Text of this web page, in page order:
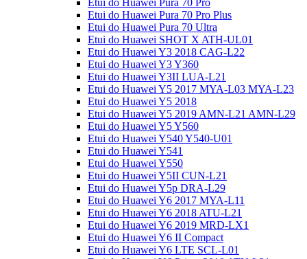
Etui do Huawei Pura 70 Pro
Etui do Huawei Pura 70 Pro Plus
Etui do Huawei Pura 70 Ultra
Etui do Huawei SHOT X ATH-UL01
Etui do Huawei Y3 2018 CAG-L22
Etui do Huawei Y3 Y360
Etui do Huawei Y3II LUA-L21
Etui do Huawei Y5 2017 MYA-L03 MYA-L23
Etui do Huawei Y5 2018
Etui do Huawei Y5 2019 AMN-L21 AMN-L29
Etui do Huawei Y5 Y560
Etui do Huawei Y540 Y540-U01
Etui do Huawei Y541
Etui do Huawei Y550
Etui do Huawei Y5II CUN-L21
Etui do Huawei Y5p DRA-L29
Etui do Huawei Y6 2017 MYA-L11
Etui do Huawei Y6 2018 ATU-L21
Etui do Huawei Y6 2019 MRD-LX1
Etui do Huawei Y6 II Compact
Etui do Huawei Y6 LTE SCL-L01